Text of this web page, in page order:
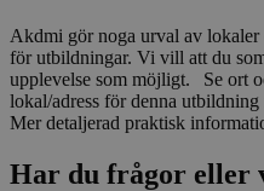
Akdmi gör noga urval av lokaler
för utbildningar. Vi vill att du
upplevelse som möjligt. Se ort
lokal/adress för denna
Mer detaljerad praktisk
Har du frågor eller